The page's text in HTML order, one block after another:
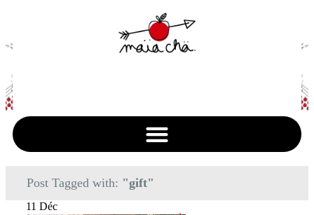
Post Tagged with: "gift"
11 Déc